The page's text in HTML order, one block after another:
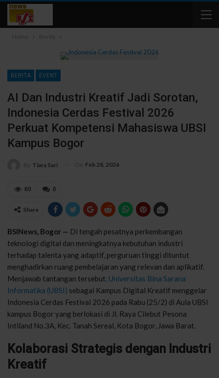
Home Berita
BERITA EVENT
AI Dan Industri Kreatif Jadi Sorotan,
Indonesia Cerdas Festival 2026
Perkuat Kompetensi Mahasiswa UBSI
Kampus Bogor
By Tiara Sari On Feb 28, 2026
0
60
Share
BSINews, Bogor — Di tengah pesatnya perkembangan
teknologi digital dan meningkatnya kebutuhan industri
terhadap talenta yang adaptif, perguruan tinggi dituntut
menghadirkan ruang pembelajaran yang relevan dan aplikatif.
Menjawab tantangan tersebut, Universitas Bina Sarana
Informatika (UBSI) sebagai Kampus Digital Kreatif menggelar
Indonesia Cerdas Festival 2026 pada Rabu (25/2) di Aula UBSI
kampus Bogor yang berlokasi di Jl. Raya Cilebut Pesona
Intiland No.3A, Kec. Tanah Sereal, Kota Bogor, Jawa Barat.
Kolaborasi Strategis dengan Industri
Kreatif